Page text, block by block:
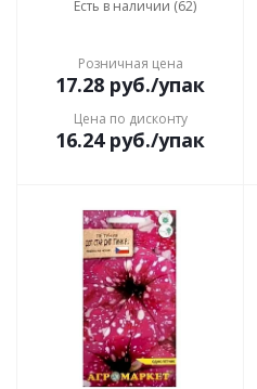
Есть в наличии (62)
Розничная цена
17.28 руб./упак
Цена по дисконту
16.24руб./упак